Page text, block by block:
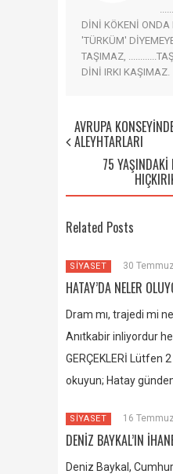
DİNİ KÖKENİ ONDA
'TÜRKÜM'
TAŞIMAZ,
DİNİ IRKI KAŞIMAZ.
AVRUPA
ALEYHTARLARI
75 YAŞINDAKİ
Related Posts
SİYASET 30
HATAY’DA NELER
Dram mı, trajedi mi
Anıtkabir inliyordur
GERÇEKLERİ Lütfen 2
okuyun; Hatay
SİYASET 16
DENİZ BAYKAL’IN
Deniz Baykal,